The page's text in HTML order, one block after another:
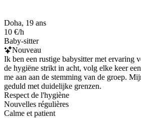
Doha, 19 ans
10 €/h
Baby-sitter
Nouveau
Ik ben een rustige babysitter met ervaring
de hygiëne strikt in acht, volg elke keer
me aan aan de stemming van de groep.
geduld met duidelijke grenzen.
Respect de l'hygiène
Nouvelles régulières
Calme et patient